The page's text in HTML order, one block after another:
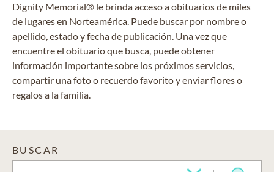
Dignity Memorial® le brinda acceso a obituarios de miles
de lugares en Norteamérica. Puede buscar por nombre o
apellido, estado y fecha de publicación. Una vez que
encuentre el obituario que busca, puede obtener
información importante sobre los próximos servicios,
compartir una foto o recuerdo favorito y enviar flores o
regalos a la familia.
BUSCAR